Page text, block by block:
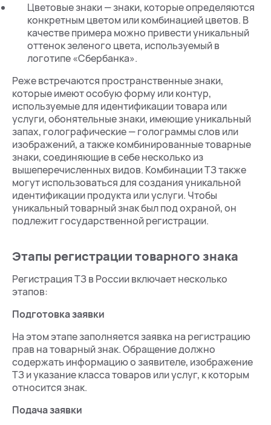
Цветовые знаки — знаки, которые определяются
конкретным цветом или комбинацией цветов. В
качестве примера можно привести уникальный
оттенок зеленого цвета, используемый в
логотипе «Сбербанка».
Реже встречаются пространственные знаки,
которые имеют особую форму или контур,
используемые для идентификации товара или
услуги, обонятельные знаки, имеющие уникальный
запах, голографические — голограммы слов или
изображений, а также комбинированные товарные
знаки, соединяющие в себе несколько из
вышеперечисленных видов. Комбинации ТЗ также
могут использоваться для создания уникальной
идентификации продукта или услуги. Чтобы
уникальный товарный знак был под охраной, он
подлежит государственной регистрации.
Этапы регистрации товарного знака
Регистрация ТЗ в России включает несколько
этапов:
Подготовка заявки
На этом этапе заполняется заявка на регистрацию
прав на товарный знак. Обращение должно
содержать информацию о заявителе, изображение
ТЗ и указание класса товаров или услуг, к которым
относится знак.
Подача заявки